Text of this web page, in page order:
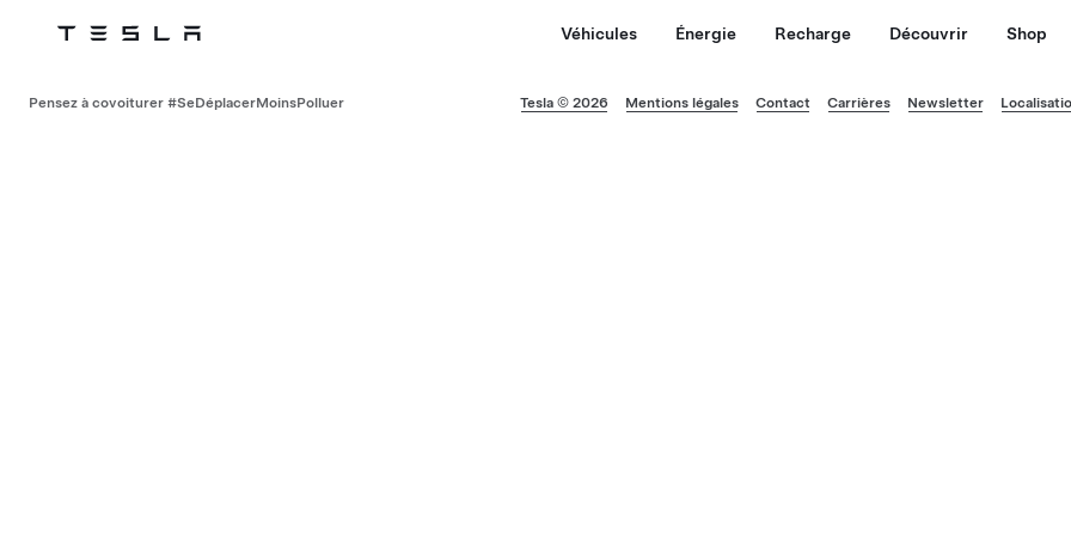
Tesla Véhicules Énergie Recharge Découvrir Shop
Pensez à covoiturer #SeDéplacerMoinsPolluer Tesla © 2026 Mentions légales Contact Carrières Newsletter